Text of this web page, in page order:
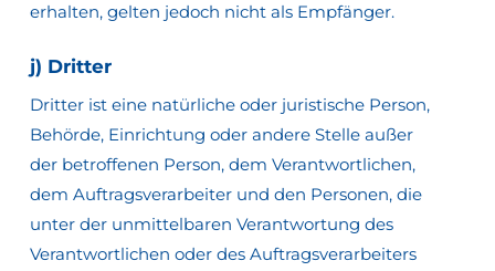
erhalten, gelten jedoch nicht als Empfänger.
j) Dritter
Dritter ist eine natürliche oder juristische Person,
Behörde, Einrichtung oder andere Stelle außer
der betroffenen Person, dem Verantwortlichen,
dem Auftragsverarbeiter und den Personen, die
unter der unmittelbaren Verantwortung des
Verantwortlichen oder des Auftragsverarbeiters